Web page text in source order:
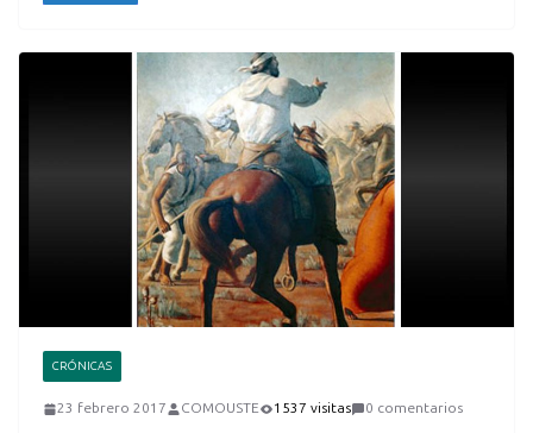
CRÓNICAS
23 febrero 2017 COMOUSTE 1537 visitas 0 comentarios